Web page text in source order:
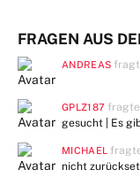
FRAGEN AUS
ANDREAS
GPLZ187
gesucht | Es
MICHAEL
nicht